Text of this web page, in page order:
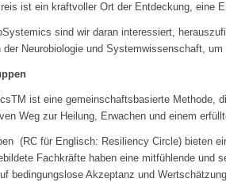
ist ein kraftvoller Ort der Entdeckung, eine
sind wir daran interessiert,
der Neurobiologie und Systemwissenschaft,
ist eine gemeinschaftsbasierte Methode,
Weg zur Heilung, Erwachen und einem
(RC für Englisch: Resiliency Circle) bieten
Fachkräfte haben eine mitfühlende und
bedingungslose Akzeptanz und